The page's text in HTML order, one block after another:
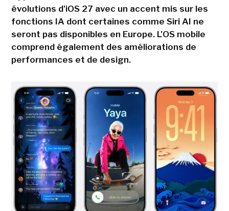
évolutions d'iOS 27 avec un accent mis sur les
fonctions IA dont certaines comme Siri AI ne
seront pas disponibles en Europe. L'OS mobile
comprend également des améliorations de
performances et de design.